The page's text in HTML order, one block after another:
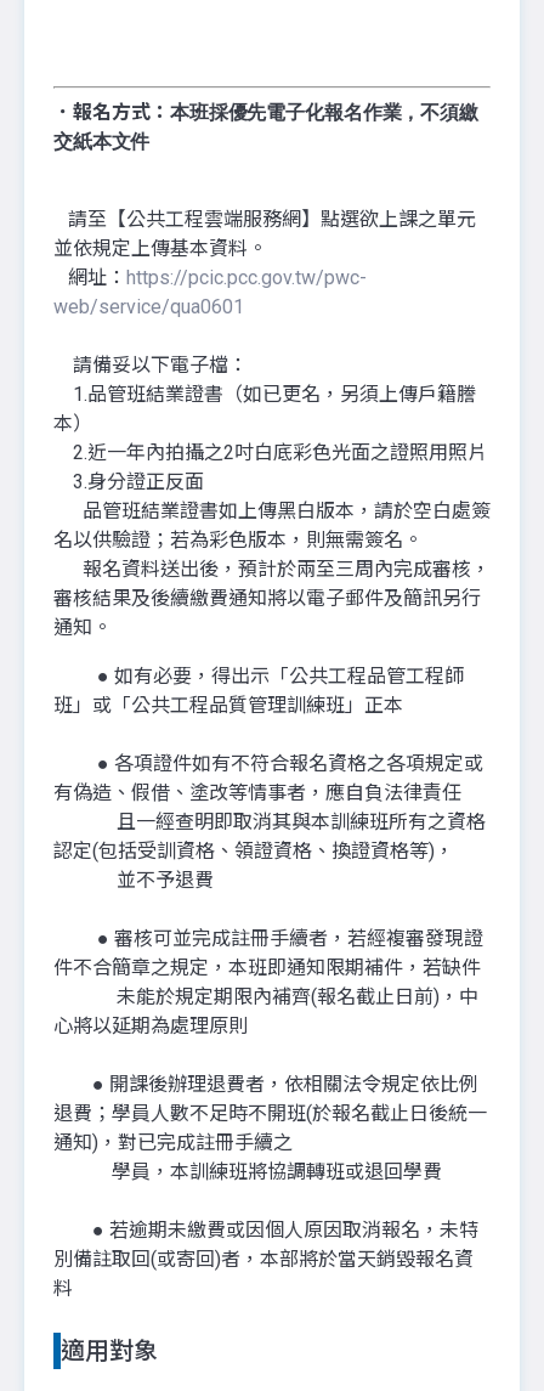
．報名方式： 本班採優先電子化報名作業，不須繳
交紙本文件
請至【公共工程雲端服務網】點選欲上課之單元
並依規定上傳基本資料。
網址： https://pcic.pcc.gov.tw/pwc-
web/service/qua0601
請備妥以下電子檔：
1.品管班結業證書（如已更名，另須上傳戶籍謄
本）
2.近一年內拍攝之2吋白底彩色光面之證照用照片
3.身分證正反面
品管班結業證書如上傳黑白版本，請於空白處簽
名以供驗證；若為彩色版本，則無需簽名。
報名資料送出後，預計於兩至三周內完成審核，
審核結果及後續繳費通知將以電子郵件及簡訊另行
通知。
● 如有必要，得出示「公共工程品管工程師
班」或「公共工程品質管理訓練班」正本
● 各項證件如有不符合報名資格之各項規定或
有偽造、假借、塗改等情事者，應自負法律責任
且一經查明即取消其與本訓練班所有之資格
認定(包括受訓資格、領證資格、換證資格等)，
並不予退費
● 審核可並完成註冊手續者，若經複審發現證
件不合簡章之規定，本班即通知限期補件，若缺件
未能於規定期限內補齊(報名截止日前)，中
心將以延期為處理原則
● 開課後辦理退費者，依相關法令規定依比例
退費；學員人數不足時不開班(於報名截止日後統一
通知)，對已完成註冊手續之
學員，本訓練班將協調轉班或退回學費
● 若逾期未繳費或因個人原因取消報名，未特
別備註取回(或寄回)者，本部將於當天銷毀報名資
料
適用對象